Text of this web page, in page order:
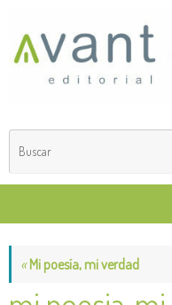
contenido
«Mi poesía, mi verdad